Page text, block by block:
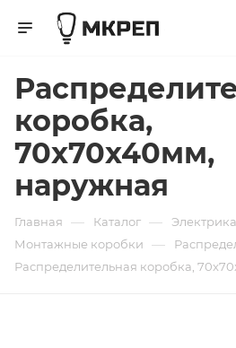
коробка,
70x70x40мм,
наружная
Главная — Каталог —
Монтажные коробки —
Распределительная коробка,